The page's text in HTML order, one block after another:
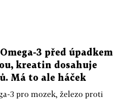
3 před úpadkem
kreatin dosahuje
Má to ale háček
3 pro mozek, železo proti